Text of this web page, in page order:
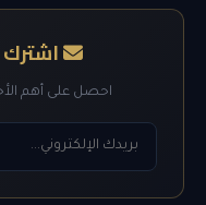
اشترك
احصل على أهم